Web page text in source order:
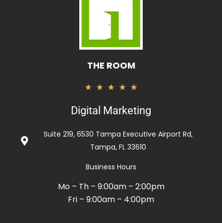
THE ROOM
★ ★ ★ ★ ★
out
5
Digital Marketing
Suite 219, 6530 Tampa Executive Airport Rd,
Tampa, FL 33610
Business Hours
Mo – Th – 9:00am – 2:00pm
Fri – 9:00am – 4:00pm